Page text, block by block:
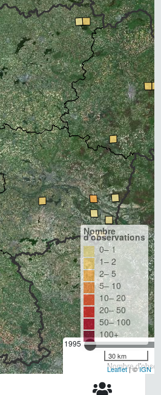
1995
Nombre
Nombre
d'observations
0– 1
1– 2
2– 5
5– 10
10– 20
20– 50
50– 100
100+
30 km
Leaflet| ©IGN